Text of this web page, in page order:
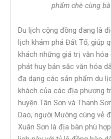
phẩm chè cùng
Du lịch cộng đồng đang là
lịch khám phá Đất Tổ, giúp
khách những giá trị văn
phát huy bản sắc văn hóa
đa dạng các sản phẩm du
khách của các địa phương
huyện Tân Sơn và Thanh
Dao, người Mường cùng vẻ
Xuân Sơn là địa bàn phù